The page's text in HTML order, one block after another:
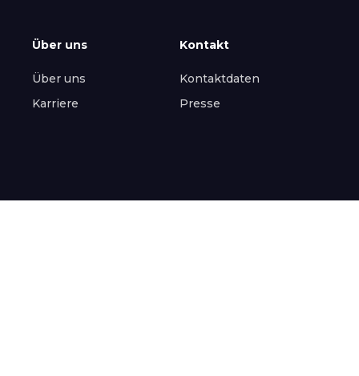
Über uns
Über uns
Karriere
Kontakt
Kontaktdaten
Presse